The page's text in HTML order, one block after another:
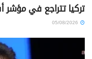
تركيا تتراجع في مؤشر